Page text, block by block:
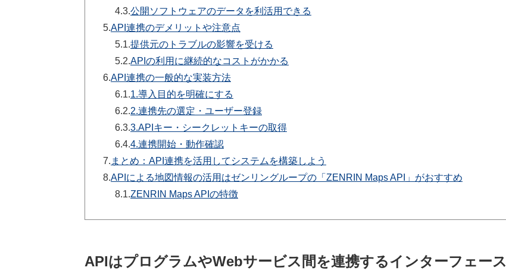
4.3.公開ソフトウェアのデータを利活用できる
5.API連携のデメリットや注意点
5.1.提供元のトラブルの影響を受ける
5.2.APIの利用に継続的なコストがかかる
6.API連携の一般的な実装方法
6.1.1.導入目的を明確にする
6.2.2.連携先の選定・ユーザー登録
6.3.3.APIキー・シークレットキーの取得
6.4.4.連携開始・動作確認
7. まとめ：API連携を活用してシステムを構築しよう
8.APIによる地図情報の活用はゼンリングループの「ZENRIN Maps API」がおすすめ
8.1.ZENRIN Maps APIの特徴
APIはプログラムやWebサービス間を連携するインターフェース